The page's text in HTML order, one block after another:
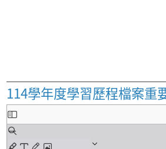
114學年度學習歷程檔案重